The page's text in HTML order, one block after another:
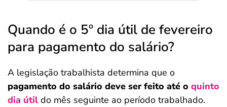
Quando é o 5º dia útil de fevereiro
para pagamento do salário?
A legislação trabalhista determina que o
pagamento do salário deve ser feito até o quinto
dia útil do mês seguinte ao período trabalhado.